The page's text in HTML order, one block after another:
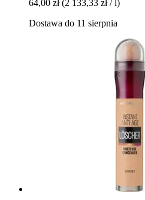
64,00 zł (2 133,33 zł / l)
Dostawa do 11 sierpnia